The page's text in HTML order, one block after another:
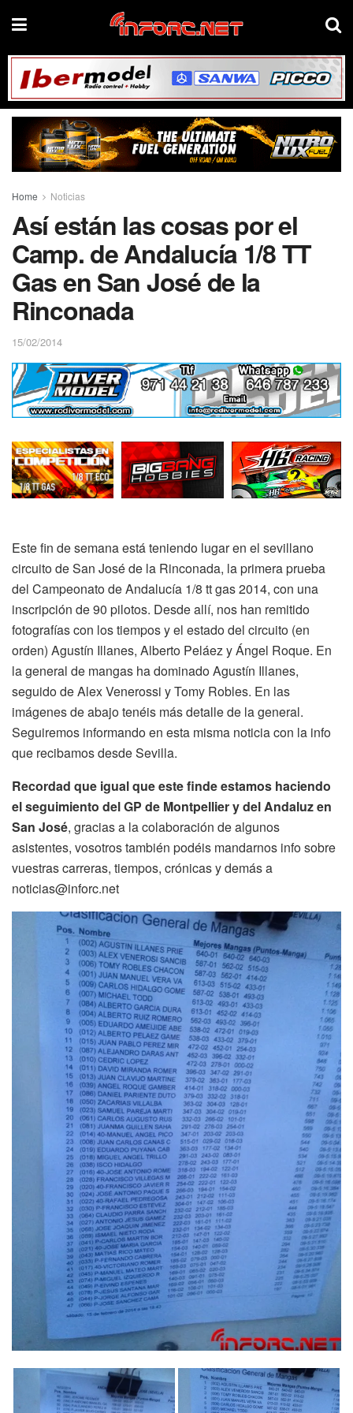
Home Noticias
Así están las cosas por el
Camp. de Andalucía 1/8 TT
Gas en San José de la
Rinconada
15/02/2014
Este fin de semana está teniendo lugar en el sevillano
circuito de San José de la Rinconada, la primera prueba
del Campeonato de Andalucía 1/8 tt gas 2014, con una
inscripción de 90 pilotos. Desde allí, nos han remitido
fotografías con los tiempos y el estado del circuito (en
orden) Agustín Illanes, Alberto Peláez y Ángel Roque. En
la general de mangas ha dominado Agustín Illanes,
seguido de Alex Venerossi y Tomy Robles. En las
imágenes de abajo tenéis más detalle de la general.
Seguiremos informando en esta misma noticia con la info
que recibamos desde Sevilla.
Recordad que igual que este finde estamos haciendo
el seguimiento del GP de Montpellier y del Andaluz en
San José, gracias a la colaboración de algunos
asistentes, vosotros también podéis mandarnos info sobre
vuestras carreras, tiempos, crónicas y demás a
noticias@inforc.net